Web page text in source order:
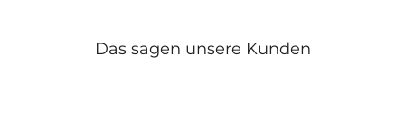
Das sagen unsere Kunden